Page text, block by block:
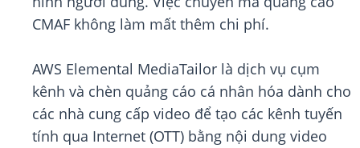
CMAF không làm mất thêm chi phí.
AWS Elemental MediaTailor là dịch vụ cụm
kênh và chèn quảng cáo cá nhân hóa dành cho
các nhà cung cấp video để tạo các kênh tuyến
tính qua Internet (OTT) bằng nội dung video